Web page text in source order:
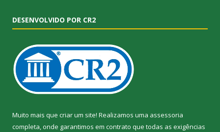
DESENVOLVIDO POR CR2
Muito mais que criar um site! Realizamos uma assessoria
completa, onde garantimos em contrato que todas as exigências